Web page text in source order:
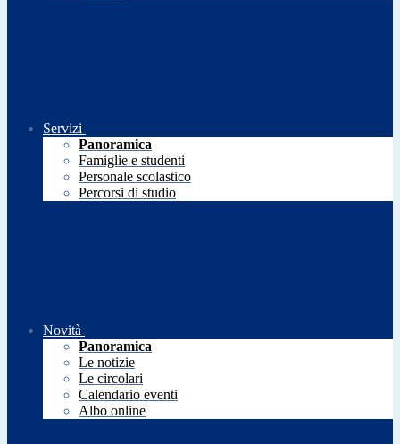
Servizi
Panoramica
Famiglie e studenti
Personale scolastico
Percorsi di studio
Novità
Panoramica
Le notizie
Le circolari
Calendario eventi
Albo online